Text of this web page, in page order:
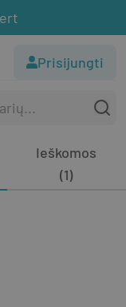
Prisijungti
Ieškomos
(1)